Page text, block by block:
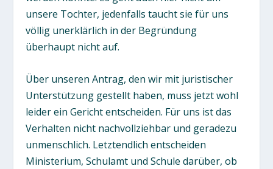
unsere Tochter, jedenfalls taucht sie für uns
völlig unerklärlich in der Begründung
überhaupt nicht auf.
Über unseren Antrag, den wir mit juristischer
Unterstützung gestellt haben, muss jetzt wohl
leider ein Gericht entscheiden. Für uns ist das
Verhalten nicht nachvollziehbar und geradezu
unmenschlich. Letztendlich entscheiden
Ministerium, Schulamt und Schule darüber, ob